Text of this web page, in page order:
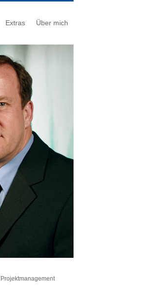
Extras Über mich